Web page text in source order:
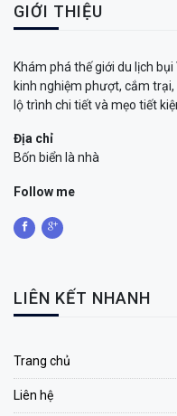
GIỚI THIỆU
Khám phá thế giới du lịch
kinh nghiệm phượt, cắm
lộ trình chi tiết và mẹo tiết
Địa chỉ
Bốn biển là nhà
Follow me
LIÊN KẾT NHANH
Trang chủ
Liên hệ